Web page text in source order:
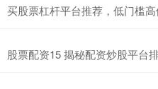
买股票杠杆平台推荐，低门槛
股票配资15 揭秘配资炒股平台